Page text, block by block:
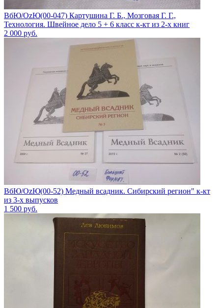
ВбЮ/OzЮ(00-047) Картушина Г. Б., Мозговая Г. Г.,
Технология. Швейное дело 5 + 6 класс к-кт из 2-х книг
2 000 руб.
ВбЮ/OzЮ(00-52) Медный всадник. Сибирский регион" к-кт
из 3-х выпусков
1 500 руб.